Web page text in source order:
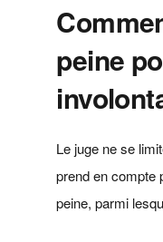
peine
Le juge ne se
prend en compte
peine, parmi